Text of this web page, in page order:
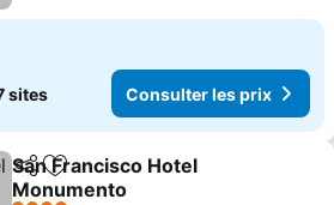
sites Consulter les prix
PartagerAjouter à mes favoris
San Francisco Hotel
Monumento